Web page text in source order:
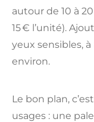
autour de 10 à
15 € l’unité).
yeux sensibles,
environ.
Le bon plan,
usages : une